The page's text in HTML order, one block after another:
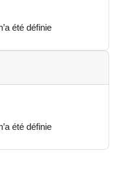
été définie
été définie